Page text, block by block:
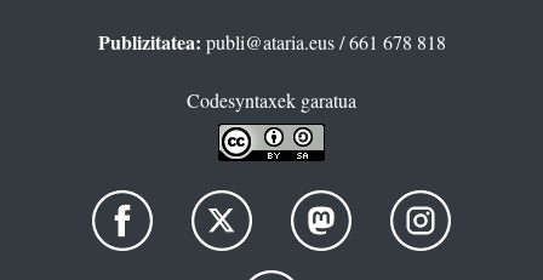
Publizitatea: publi@ataria.eus/ 661 678 818
Codesyntaxek garatua